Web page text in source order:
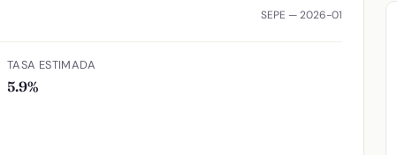
SEPE — 2026-01
TASA ESTIMADA
5.9%